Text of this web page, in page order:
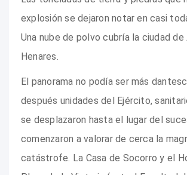
explosión se dejaron notar en casi
Una nube de polvo cubría la ciudad de
Henares.
El panorama no podía ser más
después unidades del Ejército,
se desplazaron hasta el lugar del
comenzaron a valorar de cerca la
catástrofe. La Casa de Socorro y el